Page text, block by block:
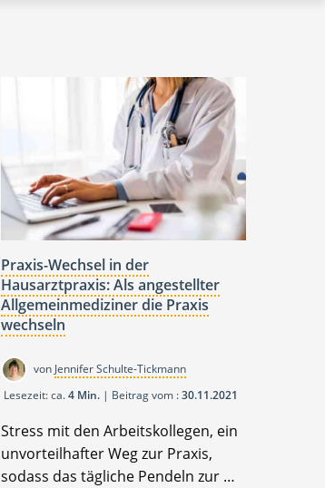
Praxis-Wechsel in der
Hausarztpraxis: Als angestellter
Allgemeinmediziner die Praxis
wechseln
von Jennifer Schulte-Tickmann
Lesezeit: ca.4 Min. | Beitrag vom :30.11.2021
Stress mit den Arbeitskollegen, ein
unvorteilhafter Weg zur Praxis,
sodass das tägliche Pendeln zur …